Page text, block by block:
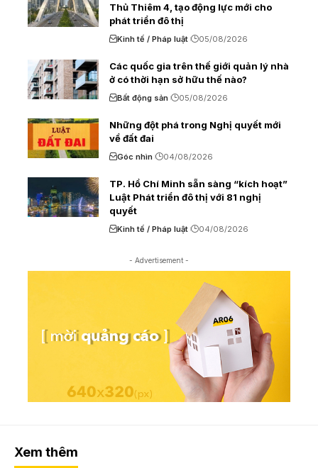
Thủ Thiêm 4, tạo động lực mới cho
phát triển đô thị
Kinh tế / Pháp luật 05/08/2026
Các quốc gia trên thế giới quản lý nhà
ở có thời hạn sở hữu thế nào?
Bất động sản 05/08/2026
Những đột phá trong Nghị quyết mới
về đất đai
Góc nhìn 04/08/2026
TP. Hồ Chí Minh sẵn sàng “kích hoạt”
Luật Phát triển đô thị với 81 nghị
quyết
Kinh tế / Pháp luật 04/08/2026
- Advertisement -
Xem thêm